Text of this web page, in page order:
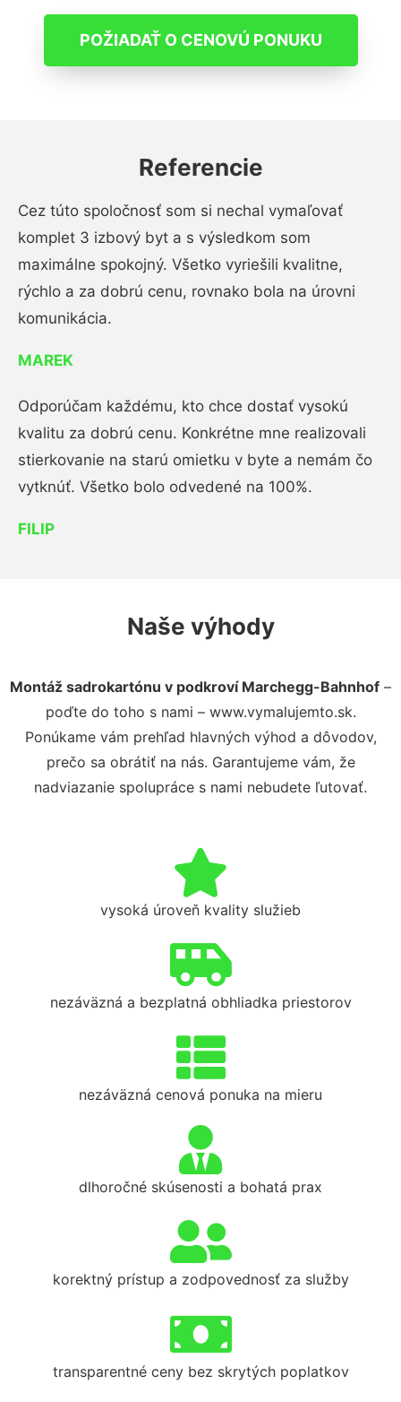
POŽIADAŤ O CENOVÚ PONUKU
Referencie
Cez túto spoločnosť som si nechal vymaľovať
komplet 3 izbový byt a s výsledkom som
maximálne spokojný. Všetko vyriešili kvalitne,
rýchlo a za dobrú cenu, rovnako bola na úrovni
komunikácia.
MAREK
Odporúčam každému, kto chce dostať vysokú
kvalitu za dobrú cenu. Konkrétne mne realizovali
stierkovanie na starú omietku v byte a nemám čo
vytknúť. Všetko bolo odvedené na 100%.
FILIP
Naše výhody
Montáž sadrokartónu v podkroví Marchegg-Bahnhof –
poďte do toho s nami – www.vymalujemto.sk.
Ponúkame vám prehľad hlavných výhod a dôvodov,
prečo sa obrátiť na nás. Garantujeme vám, že
nadviazanie spolupráce s nami nebudete ľutovať.
vysoká úroveň kvality služieb
nezáväzná a bezplatná obhliadka priestorov
nezáväzná cenová ponuka na mieru
dlhoročné skúsenosti a bohatá prax
korektný prístup a zodpovednosť za služby
transparentné ceny bez skrytých poplatkov